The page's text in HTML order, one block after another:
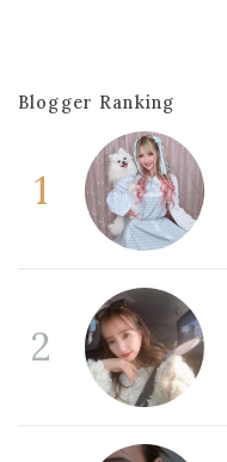
Blogger Ranking
1
2